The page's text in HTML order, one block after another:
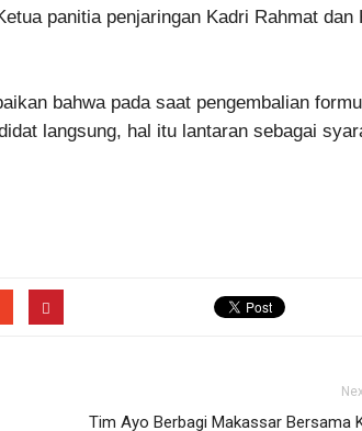
panitia penjaringan Kadri Rahmat dan
bahwa pada saat pengembalian
langsung, hal itu lantaran sebagai
Tim Ayo Berbagi Makassar Bersama